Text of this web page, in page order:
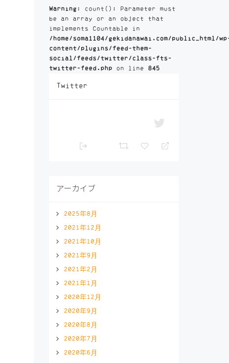
Warning : count(): Parameter must
be an array or an object that
implements Countable in
/home/soma1104/gekidanawai.com/public_html/
content/plugins/feed-them-
social/feeds/twitter/class-fts-
twitter-feed.phpon line 845
Twitter
アーカイブ
2025年8月
2021年12月
2021年10月
2021年9月
2021年2月
2021年1月
2020年12月
2020年9月
2020年8月
2020年7月
2020年6月